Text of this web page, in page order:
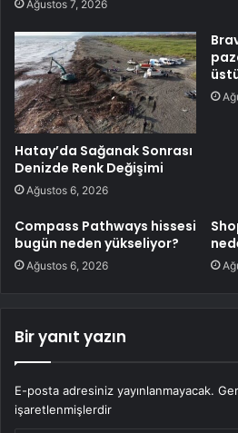
Ağustos 7, 2026
Hatay’da Sağanak Sonrası
Denizde Renk Değişimi
Ağustos 6, 2026
Compass Pathways hissesi
bugün neden yükseliyor?
Ağustos 6, 2026
Bir yanıt yazın
E-posta adresiniz yayınlanmayacak.
işaretlenmişlerdir